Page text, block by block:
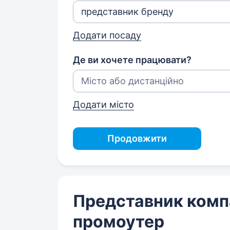
Додати посаду
Де ви хочете працювати?
Додати місто
Продовжити
Представник
промоутер